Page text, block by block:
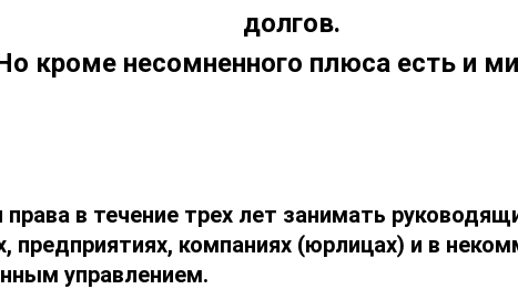
долгов.
кроме несомненного плюса есть и
в течение трех лет занимать
предприятиях, компаниях (юрлицах) и в
управлением.